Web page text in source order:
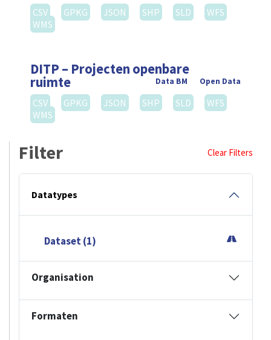
CSV
GPKG JSON SHP SLD
WFS
WMS
DITP – Projecten openbare
ruimte Open Data
Data BM
CSV GPKG JSON SHP SLD
WFS
WMS
Filter Clear Filters
Datatypes
Dataset (1)
Organisation
Formaten